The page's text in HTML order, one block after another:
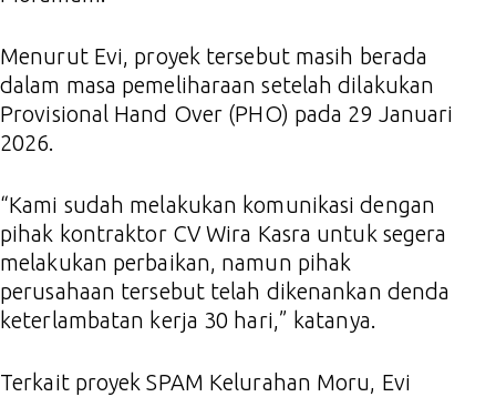
Menurut Evi, proyek tersebut masih berada
dalam masa pemeliharaan setelah dilakukan
Provisional Hand Over (PHO) pada 29 Januari
2026.
“Kami sudah melakukan komunikasi dengan
pihak kontraktor CV Wira Kasra untuk segera
melakukan perbaikan, namun pihak
perusahaan tersebut telah dikenankan denda
keterlambatan kerja 30 hari,” katanya.
Terkait proyek SPAM Kelurahan Moru, Evi